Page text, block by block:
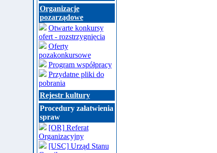
Organizacje
pozarządowe
Otwarte konkursy
ofert - rozstrzygnięcia
Oferty
pozakonkursowe
Program współpracy
Przydatne pliki do
pobrania
Rejestr kultury
Procedury załatwienia
spraw
[OR] Referat
Organizacyjny
[USC] Urząd Stanu